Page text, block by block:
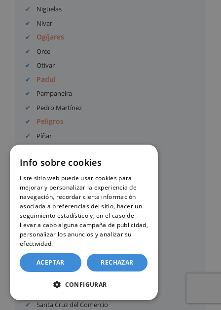
Nigüelas
Nívar
Ogíjares
Orce
Otívar
Padul
Pampaneira
Pedro Martínez
Peligros
Píñar
Pinos Puente
Polícar
Polopos
Puebla de Don Fadrique
Pulianas
Purullena
Quéntar
Rubite
Salobreña
Santa Cruz del Comercio
Info sobre cookies
Este sitio web puede usar cookies para
mejorar y personalizar la experiencia de
navegación, recordar cierta información
asociada a preferencias del sitio, hacer un
seguimiento estadístico y, en el caso de
llevar a cabo alguna campaña de publicidad,
personalizar los anuncios y analizar su
efectividad.
ACEPTAR RECHAZAR
CONFIGURAR